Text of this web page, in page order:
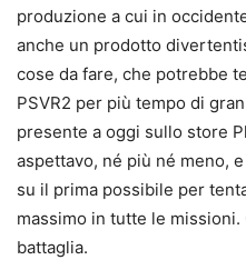
produzione a cui in
anche un prodotto
cose da fare, che potrebbe
PSVR2 per più tempo di
presente a oggi sullo store
aspettavo, né più né meno,
su il prima possibile per
massimo in tutte le
battaglia.